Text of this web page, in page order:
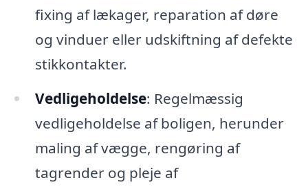
fixing af lækager, reparation af døre
og vinduer eller udskiftning af defekte
stikkontakter.
Vedligeholdelse: Regelmæssig
vedligeholdelse af boligen, herunder
maling af vægge, rengøring af
tagrender og pleje af